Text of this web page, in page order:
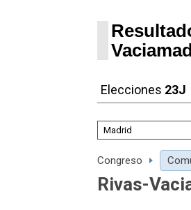
Elecciones 23J
Congreso
Rivas-